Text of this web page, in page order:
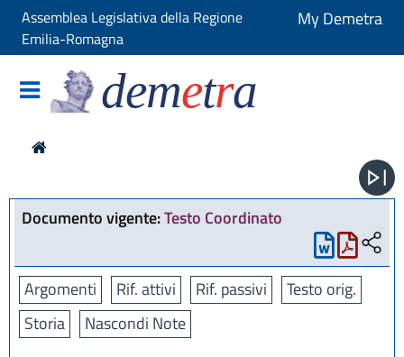
Assemblea Legislativa della Regione
Emilia-Romagna
My Demetra
demetra
Documento vigente:Testo Coordinato
Argomenti Rif. attivi Rif. passivi
Testo orig.
Storia
Nascondi Note